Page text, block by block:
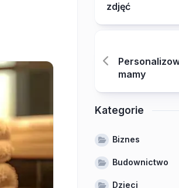
zdjęć
mamy
Kategorie
Biznes
Budownictwo
Dzieci